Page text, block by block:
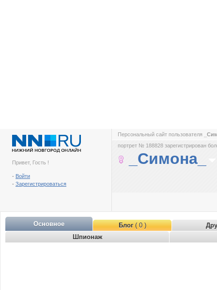
Привет, Гость !
- Войти
- Зарегистрироваться
Персональный сайт пользователя
портрет № 188828 зарегистрирован
_Симона_
Основное Блог( 0 )
Шпионаж